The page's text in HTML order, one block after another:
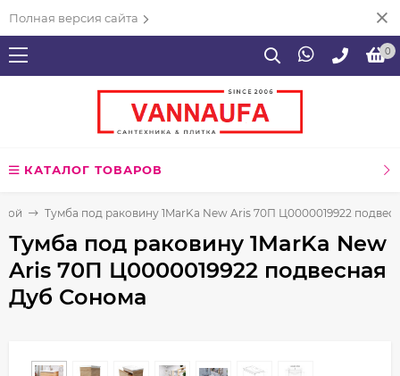
Полная версия сайта
0
КАТАЛОГ ТОВАРОВ
Тумба под раковину 1MarKa New Aris 70П Ц0000019922
Тумба под раковину 1MarKa New
Aris 70П Ц0000019922 подвесная
Дуб Сонома